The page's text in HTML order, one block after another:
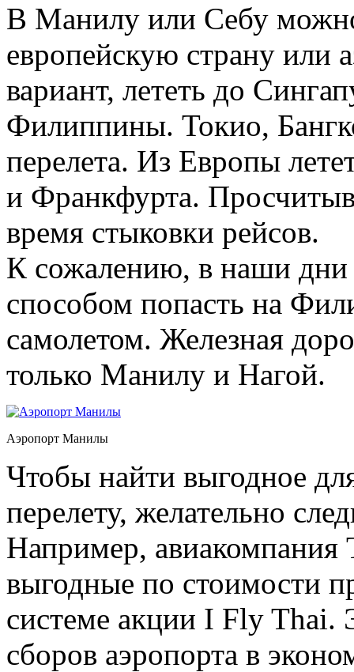
В Манилу или Себу
европейскую страну или
вариант, лететь до
Филиппины. Токио,
перелета. Из Европы
и Франкфурта.
время стыковки рейсов.
К сожалению, в наши
способом попасть на
самолетом. Железная
только Манилу и Нагой.
Аэропорт Манилы
Чтобы найти выгодное
перелету, желательно
Например, авиакомпания
выгодные по стоимости
системе акции I Fly Thai.
сборов аэропорта в